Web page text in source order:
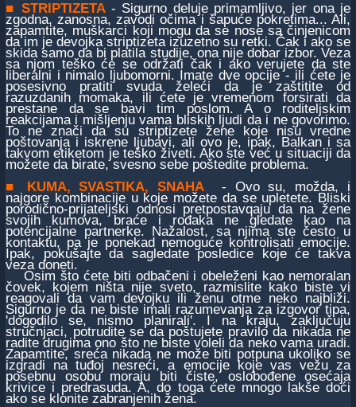
■ STRIPTIZETA- Sigurno deluje primamljivo, jer ona je
zgodna, zanosna, zavodi očima i šapuće pokretima... Ali,
zapamtite, muškarci koji mogu da se nose sa činjenicom
da im je devojka striptizeta izuzetno su retki. Čak i ako se
skida samo da bi platila studije, ona nije dobar izbor. Veza
sa njom teško će se održati čak i ako verujete da ste
liberalni i nimalo ljubomorni. Imate dve opcije - ili ćete je
posesivno pratiti svuda želeći da je zaštitite od
razuzdanih momaka, ili ćete je vremenom forsirati da
prestane da se bavi tim poslom. A o roditeljskim
reakcijama i mišljenju vama bliskih ljudi da i ne govorimo.
To ne znači da su striptizete žene koje nisu vredne
poštovanja i iskrene ljubavi, ali ovo je, ipak, Balkan i sa
takvom etiketom je teško živeti. Ako ste već u situaciji da
možete da birate, svesno sebe poštedite problema.
■
KUMA, SVASTIKA, SNAHA - Ovo su, možda, i
najgore kombinacije u koje možete da se upletete. Bliski
porodično-prijateljski odnosi pretpostavqaju da na žene
svojih kumova, braće i rođaka ne gledate kao na
potencijalne partnerke. Nažalost, sa njima ste često u
kontaktu, pa je ponekad nemoguće kontrolisati emocije.
Ipak, pokušajte da sagledate posledice koje će takva
veza doneti.
Osim što ćete biti odbačeni i obeleženi kao nemoralan
čovek, kojem ništa nije sveto, razmislite kako biste vi
reagovali da vam devojku ili ženu otme neko najbliži.
Sigurno je da ne biste imali razumevanja za izgovor tipa,
'dogodilo se, nismo planirali'. I na kraju, zaključuju
stručnjaci, potrudite se da poštujete pravilo da nikada ne
radite drugima ono što ne biste voleli da neko vama uradi.
Zapamtite, sreća nikada ne može biti potpuna ukoliko se
izgradi na tuđoj nesreći, a emocije koje vas vežu za
posebnu osobu moraju biti čiste, oslobođene osećaja
krivice i predrasuda. A, do toga ćete mnogo lakše doći
ako se klonite zabranjenih žena.